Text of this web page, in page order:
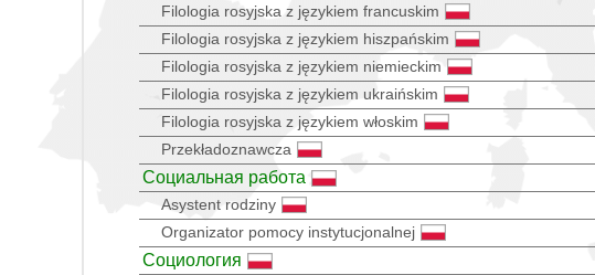
Filologia rosyjska z językiem francuskim
Filologia rosyjska z językiem hiszpańskim
Filologia rosyjska z językiem niemieckim
Filologia rosyjska z językiem ukraińskim
Filologia rosyjska z językiem włoskim
Przekładoznawcza
Социальная работа
Asystent rodziny
Organizator pomocy instytucjonalnej
Социология